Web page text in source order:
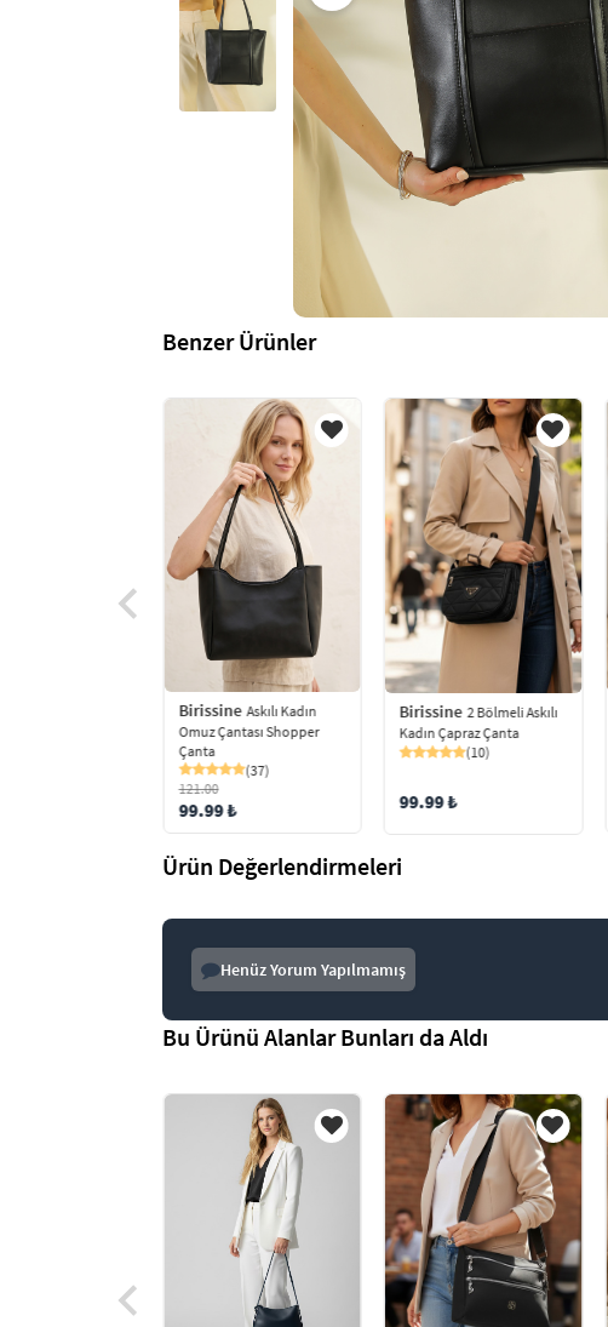
Benzer Ürünler
Birissine Askılı Kadın
Omuz Çantası Shopper
Çanta
(37)
121.00
99.99 ₺
Birissine 2 Bölmeli Askılı
Kadın Çapraz Çanta
(10)
99.99 ₺
Ürün Değerlendirmeleri
Henüz Yorum Yapılmamış
Bu Ürünü Alanlar Bunları da Aldı